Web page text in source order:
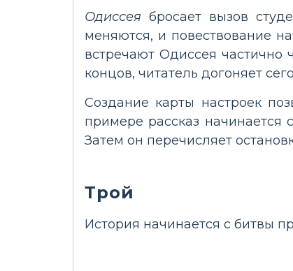
Одиссея бросает вызов
меняются, и повествование
встречают Одиссея частично
концов, читатель догоняет
Создание карты настроек
примере рассказ начинается
Затем он перечисляет
Трой
История начинается с битвы